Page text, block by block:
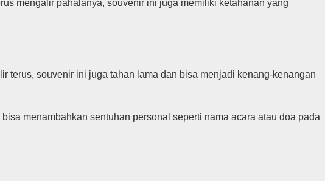
mengalir pahalanya, souvenir ini juga memiliki ketahanan yang
terus, souvenir ini juga tahan lama dan bisa menjadi kenang-kenangan
menambahkan sentuhan personal seperti nama acara atau doa pada